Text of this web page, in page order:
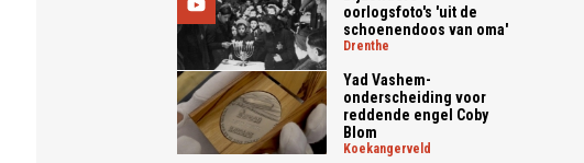
oorlogsfoto's 'uit de
schoenendoos van oma'
drenthe
Yad Vashem-
onderscheiding voor
reddende engel Coby
Blom
koekangerveld